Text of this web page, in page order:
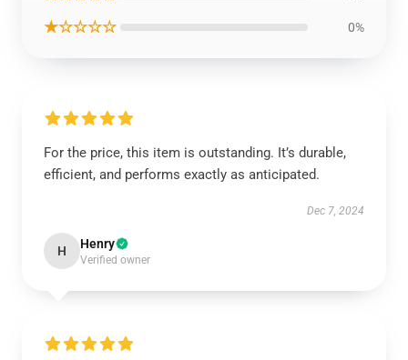
★☆☆☆☆ 0%
For the price, this item is outstanding. It’s durable,
efficient, and performs exactly as anticipated.
Dec 7, 2024
H Henry
Verified owner